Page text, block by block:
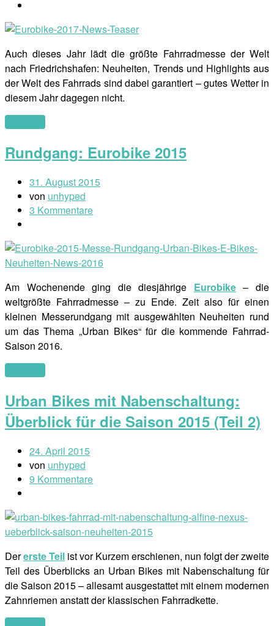
Auch dieses Jahr lädt die größte Fahrradmesse der Welt
nach Friedrichshafen: Neuheiten, Trends und Highlights aus
der Welt des Fahrrads sind dabei garantiert – gutes Wetter in
diesem Jahr dagegen nicht.
Rundgang: Eurobike 2015
31. August 2015
von unhyped
3 Kommentare
Am Wochenende ging die diesjährige Eurobike– die
weltgrößte Fahrradmesse – zu Ende. Zeit also für einen
kleinen Messerundgang mit ausgewählten Neuheiten rund
um das Thema „Urban Bikes“ für die kommende Fahrrad-
Saison 2016.
Urban Bikes mit Nabenschaltung:
Überblick für die Saison 2015 (Teil 2)
24. April 2015
von unhyped
9 Kommentare
Dererste Teil ist vor Kurzem erschienen, nun folgt der zweite
Teil des Überblicks an Urban Bikes mit Nabenschaltung für
die Saison 2015 – allesamt ausgestattet mit einem modernen
Zahnriemen anstatt der klassischen Fahrradkette.